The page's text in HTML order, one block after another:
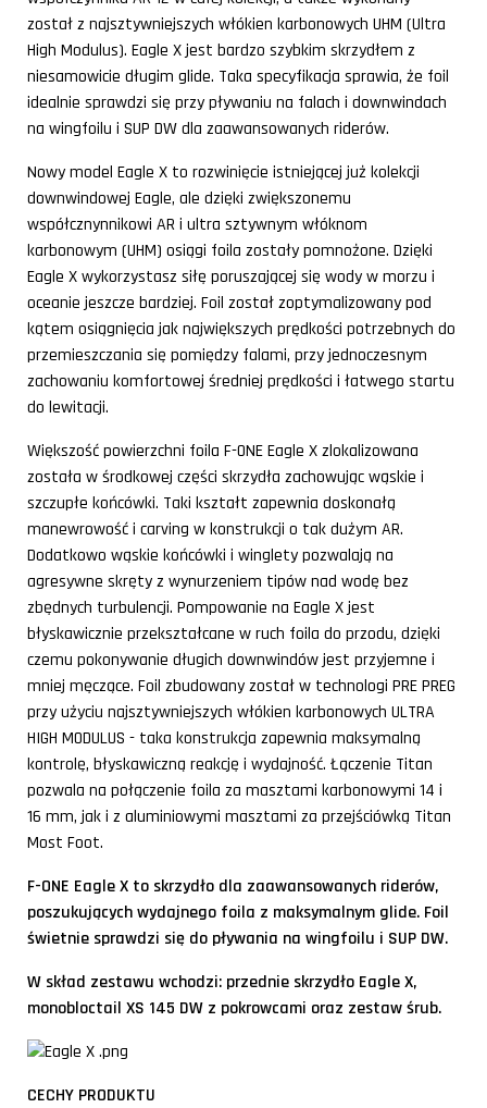
został z najsztywniejszych włókien karbonowych UHM (Ultra
High Modulus). Eagle X jest bardzo szybkim skrzydłem z
niesamowicie długim glide. Taka specyfikacja sprawia, że foil
idealnie sprawdzi się przy pływaniu na falach i downwindach
na wingfoilu i SUP DW dla zaawansowanych riderów.
Nowy model Eagle X to rozwinięcie istniejącej już kolekcji
downwindowej Eagle, ale dzięki zwiększonemu
współcznynnikowi AR i ultra sztywnym włóknom
karbonowym (UHM) osiągi foila zostały pomnożone. Dzięki
Eagle X wykorzystasz siłę poruszającej się wody w morzu i
oceanie jeszcze bardziej. Foil został zoptymalizowany pod
kątem osiągnięcia jak największych prędkości potrzebnych do
przemieszczania się pomiędzy falami, przy jednoczesnym
zachowaniu komfortowej średniej prędkości i łatwego startu
do lewitacji.
Większość powierzchni foila F-ONE Eagle X zlokalizowana
została w środkowej części skrzydła zachowując wąskie i
szczupłe końcówki. Taki kształt zapewnia doskonałą
manewrowość i carving w konstrukcji o tak dużym AR.
Dodatkowo wąskie końcówki i winglety pozwalają na
agresywne skręty z wynurzeniem tipów nad wodę bez
zbędnych turbulencji. Pompowanie na Eagle X jest
błyskawicznie przekształcane w ruch foila do przodu, dzięki
czemu pokonywanie długich downwindów jest przyjemne i
mniej męczące. Foil zbudowany został w technologi PRE PREG
przy użyciu najsztywniejszych włókien karbonowych ULTRA
HIGH MODULUS - taka konstrukcja zapewnia maksymalną
kontrolę, błyskawiczną reakcję i wydajność. Łączenie Titan
pozwala na połączenie foila za masztami karbonowymi 14 i
16 mm, jak i z aluminiowymi masztami za przejściówką Titan
Most Foot.
F-ONE Eagle X to skrzydło dla zaawansowanych riderów,
poszukujących wydajnego foila z maksymalnym glide. Foil
świetnie sprawdzi się do pływania na wingfoilu i SUP DW.
W skład zestawu wchodzi: przednie skrzydło Eagle X,
monobloctail XS 145 DW z pokrowcami oraz zestaw śrub.
CECHY PRODUKTU